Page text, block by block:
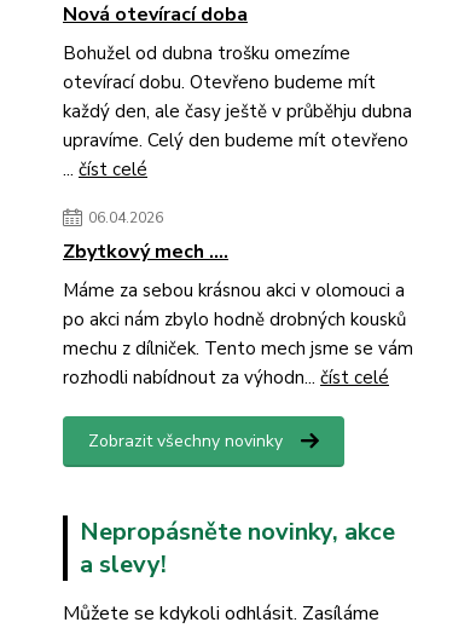
Nová otevírací doba
Bohužel od dubna trošku omezíme
otevírací dobu. Otevřeno budeme mít
každý den, ale časy ještě v průběhju dubna
upravíme. Celý den budeme mít otevřeno
... číst celé
06.04.2026
Zbytkový mech ....
Máme za sebou krásnou akci v olomouci a
po akci nám zbylo hodně drobných kousků
mechu z dílniček. Tento mech jsme se vám
rozhodli nabídnout za výhodn... číst celé
Zobrazit všechny novinky
Nepropásněte novinky, akce
a slevy!
Můžete se kdykoli odhlásit. Zasíláme